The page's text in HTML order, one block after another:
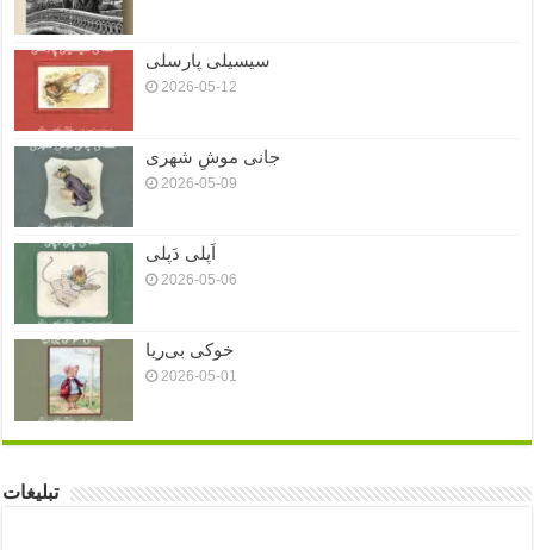
سیسیلی پارسلی
2026-05-12
جانی موشِ شهری
2026-05-09
اَپلی دَپلی
2026-05-06
خوکی بی‌ریا
2026-05-01
تبلیغات